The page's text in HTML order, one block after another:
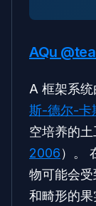
AQu
A 框架系
斯-德尔-卡
空培养的
2006）。
物可能会
和畸形的